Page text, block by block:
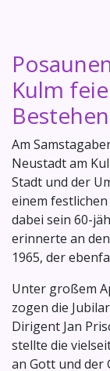
Kulm
Bestehen
Am
Neustadt am
Stadt und der
einem
dabei sein 60-
erinnerte an
1965, der
Unter großem
zogen die
Dirigent Jan
stellte die
an Gott und der